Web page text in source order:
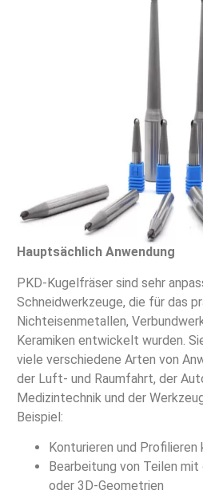
Hauptsächlich Anwendung
PKD-Kugelfräser sind sehr
Schneidwerkzeuge, die für das
Nichteisenmetallen,
Keramiken entwickelt wurden.
viele verschiedene Arten von
der Luft- und Raumfahrt, der
Medizintechnik und der
Beispiel:
Konturieren und Profilieren
Bearbeitung von Teilen
oder 3D-Geometrien